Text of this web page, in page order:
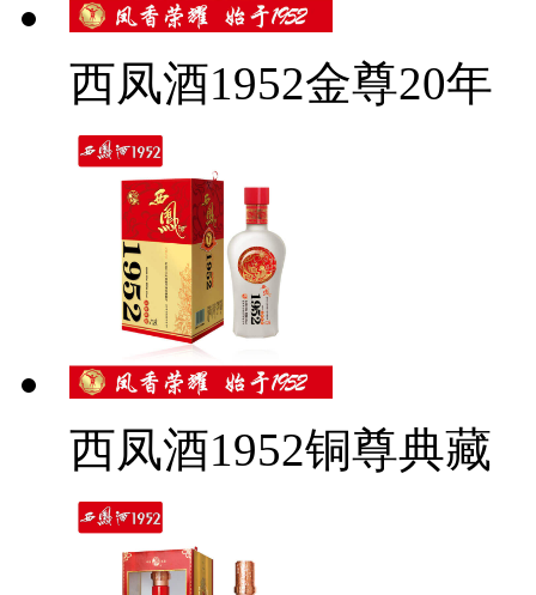
西凤酒1952金尊20年
西凤酒1952铜尊典藏